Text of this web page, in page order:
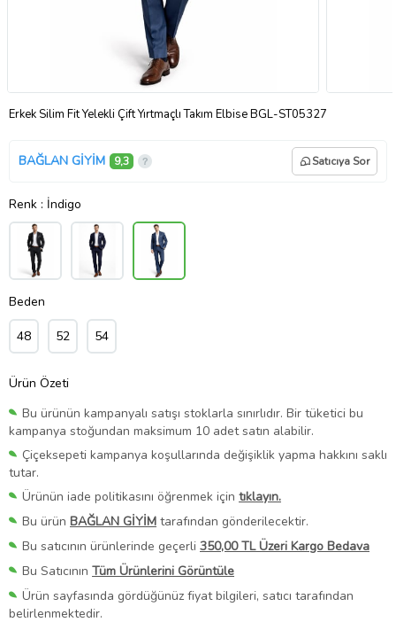
Erkek Silim Fit Yelekli Çift Yırtmaçlı Takım Elbise BGL-ST05327
BAĞLAN GİYİM 9,3 Satıcıya Sor
Renk : İndigo
Beden
48 52 54
Ürün Özeti
Bu ürünün kampanyalı satışı stoklarla sınırlıdır. Bir tüketici bu
kampanya stoğundan maksimum 10 adet satın alabilir.
Çiçeksepeti kampanya koşullarında değişiklik yapma hakkını saklı
tutar.
Ürünün iade politikasını öğrenmek için tıklayın.
Bu ürün BAĞLAN GİYİM tarafından gönderilecektir.
Bu satıcının ürünlerinde geçerli 350,00 TL Üzeri Kargo Bedava
Bu Satıcının Tüm Ürünlerini Görüntüle
Ürün sayfasında gördüğünüz fiyat bilgileri, satıcı tarafından
belirlenmektedir.